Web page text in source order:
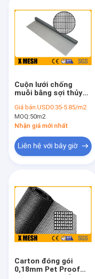
Hàng rào lưới kim loại
Hàng rào lưới liên kết
Hàng rào kim loại an
Lưới thép hàn
Lưới dây rọ đá
Lưới màn hình cửa sổ
Lưới thép xây dựng
Lưới hàn mạ kẽm
Cuộn lưới chống
muỗi bằng sợi thủy
115g / M2 Dệt trơn
Giá bán:USD0.35-5.85/m2
MOQ:50m2
Nhận giá mới nhất
Liên hệ với bây giờ
Carton đóng gói
0,18mm Pet Proof